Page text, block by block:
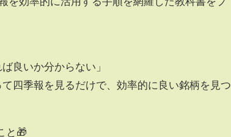
良いか分からない」
四季報を見るだけで、効率的に良い銘柄を見つ
と🎁